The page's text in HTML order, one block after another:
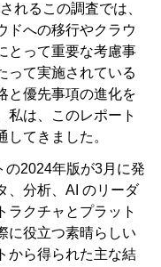
れるこの調査では、
ドへの移行やクラウ
とって重要な考慮事
って実施されている
と優先事項の進化を
私は、このレポート
てきました。
の2024年版が3月に発
、分析、AI のリーダ
ラクチャとプラット
に役立つ素晴らしい
から得られた主な結